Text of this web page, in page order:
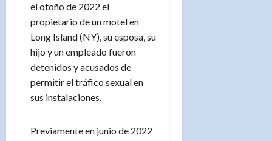
el otoño de 2022 el
propietario de un motel en
Long Island (NY), su esposa, su
hijo y un empleado fueron
detenidos y acusados de
permitir el tráfico sexual en
sus instalaciones.
Previamente en junio de 2022